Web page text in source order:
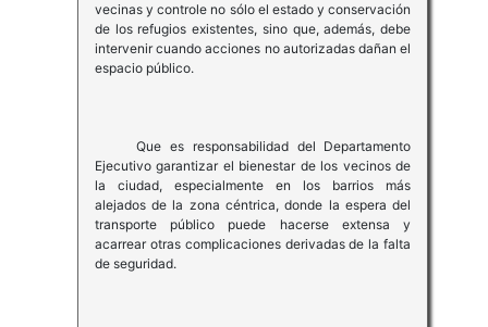
vecinas y controle no sólo el estado y conservación
de los refugios existentes, sino que, además, debe
intervenir cuando acciones no autorizadas dañan el
espacio público.
Que es responsabilidad del Departamento
Ejecutivo garantizar el bienestar de los vecinos de
la ciudad, especialmente en los barrios más
alejados de la zona céntrica, donde la espera del
transporte público puede hacerse extensa y
acarrear otras complicaciones derivadas de la falta
de seguridad.